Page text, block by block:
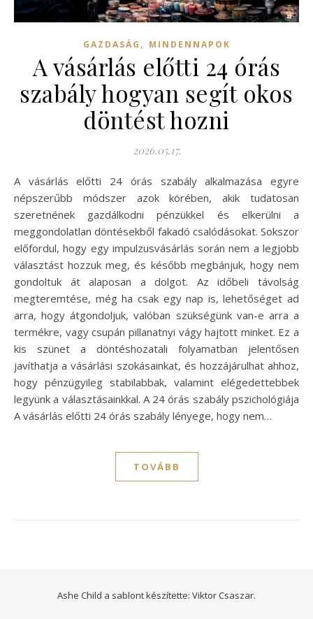
GAZDASÁG , MINDENNAPOK
A vásárlás előtti 24 órás
szabály hogyan segít okos
döntést hozni
2026.05.17.
A vásárlás előtti 24 órás szabály alkalmazása egyre
népszerűbb módszer azok körében, akik tudatosan
szeretnének gazdálkodni pénzükkel és elkerülni a
meggondolatlan döntésekből fakadó csalódásokat. Sokszor
előfordul, hogy egy impulzusvásárlás során nem a legjobb
választást hozzuk meg, és később megbánjuk, hogy nem
gondoltuk át alaposan a dolgot. Az időbeli távolság
megteremtése, még ha csak egy nap is, lehetőséget ad
arra, hogy átgondoljuk, valóban szükségünk van-e arra a
termékre, vagy csupán pillanatnyi vágy hajtott minket. Ez a
kis szünet a döntéshozatali folyamatban jelentősen
javíthatja a vásárlási szokásainkat, és hozzájárulhat ahhoz,
hogy pénzügyileg stabilabbak, valamint elégedettebbek
legyünk a választásainkkal. A 24 órás szabály pszichológiája
A vásárlás előtti 24 órás szabály lényege, hogy nem…
TOVÁBB
Ashe Child a sablont készítette: Viktor Csaszar.